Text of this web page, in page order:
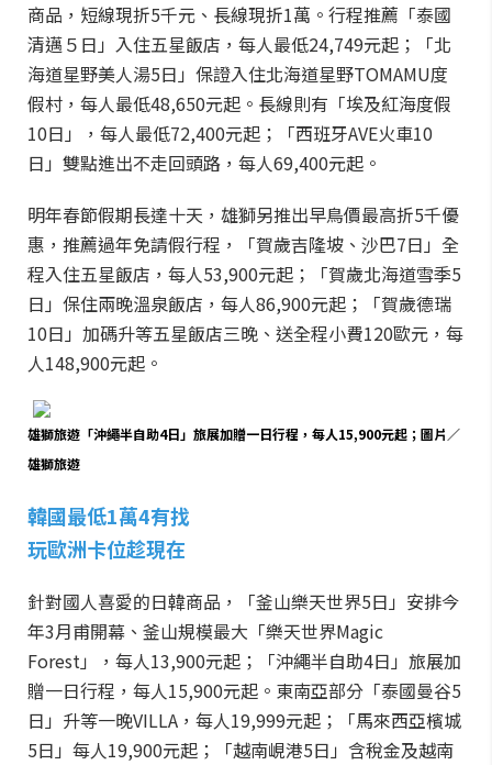
商品，短線現折5千元、長線現折1萬。行程推薦「泰國
清邁５日」入住五星飯店，每人最低24,749元起；「北
海道星野美人湯5日」保證入住北海道星野TOMAMU度
假村，每人最低48,650元起。長線則有「埃及紅海度假
10日」，每人最低72,400元起；「西班牙AVE火車10
日」雙點進出不走回頭路，每人69,400元起。
明年春節假期長達十天，雄獅另推出早鳥價最高折5千優
惠，推薦過年免請假行程，「賀歲吉隆坡、沙巴7日」全
程入住五星飯店，每人53,900元起；「賀歲北海道雪季5
日」保住兩晚溫泉飯店，每人86,900元起；「賀歲德瑞
10日」加碼升等五星飯店三晚、送全程小費120歐元，每
人148,900元起。
雄獅旅遊「沖繩半自助4日」旅展加贈一日行程，每人15,900元起；圖片／
雄獅旅遊
韓國最低1萬4有找
玩歐洲卡位趁現在
針對國人喜愛的日韓商品，「釜山樂天世界5日」安排今
年3月甫開幕、釜山規模最大「樂天世界Magic
Forest」，每人13,900元起；「沖繩半自助4日」旅展加
贈一日行程，每人15,900元起。東南亞部分「泰國曼谷5
日」升等一晚VILLA，每人19,999元起；「馬來西亞檳城
5日」每人19,900元起；「越南峴港5日」含稅金及越南